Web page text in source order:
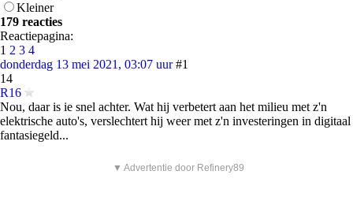
Kleiner
179 reacties
Reactiepagina:
1 2 3 4
donderdag 13 mei 2021, 03:07 uur #1
14
R16
Nou, daar is ie snel achter. Wat hij verbetert aan het milieu met z'n
elektrische auto's, verslechtert hij weer met z'n investeringen in digitaal
fantasiegeld...
▼ Advertentie door Refinery89